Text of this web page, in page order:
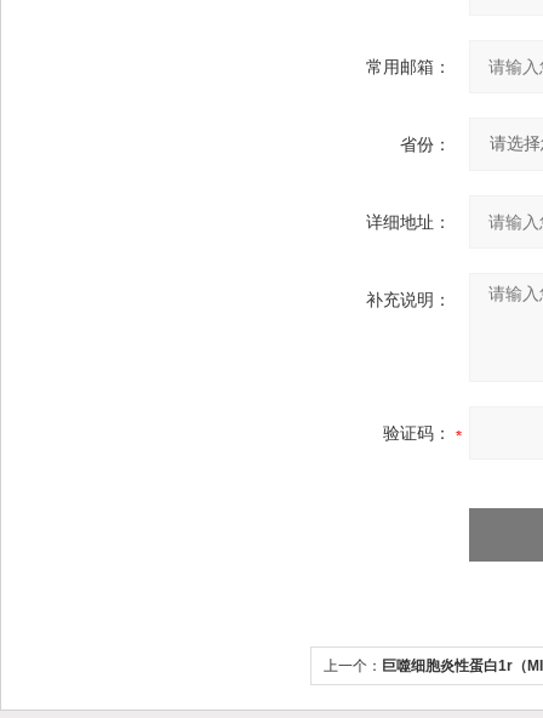
常用邮箱：
省份：
详细地址：
补充说明：
验证码：
上一个： 巨噬细胞炎性蛋白1r（